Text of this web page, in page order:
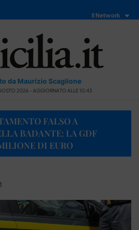
Il Network
da Maurizio Scaglione
2026 - AGGIORNATO ALLE 10:43
FALSO A
BADANTE: LA GDF
DI EURO